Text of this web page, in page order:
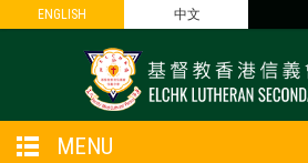
ENGLISH 中文
ENGLISH 中文
MENU